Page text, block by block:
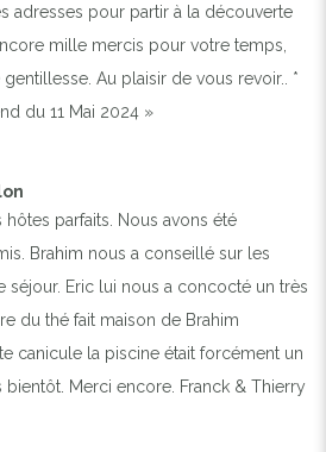
adresses pour partir à la découverte
mille mercis pour votre temps,
Au plaisir de vous revoir.. *
du 11 Mai 2024 »
parfaits. Nous avons été
Brahim nous a conseillé sur les
séjour. Eric lui nous a concocté un très
du thé fait maison de Brahim
canicule la piscine était forcément un
Merci encore. Franck & Thierry